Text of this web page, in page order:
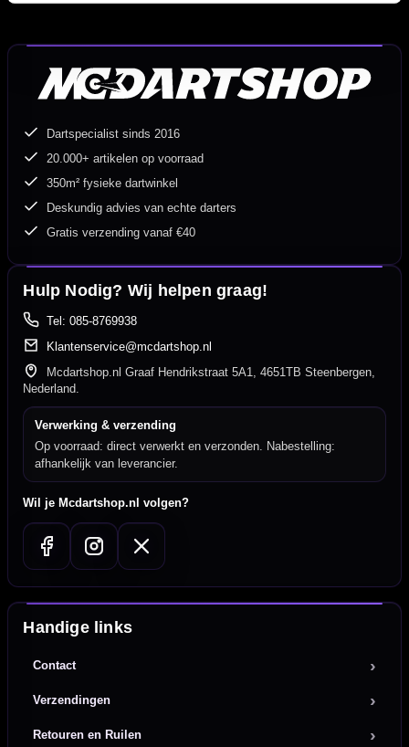
Dartspecialist sinds 2016
20.000+ artikelen op voorraad
350m² fysieke dartwinkel
Deskundig advies van echte darters
Gratis verzending vanaf €40
Hulp Nodig? Wij helpen graag!
Tel: 085-8769938
Klantenservice@mcdartshop.nl
Mcdartshop.nl Graaf Hendrikstraat 5A1, 4651TB Steenbergen,
Nederland.
Verwerking & verzending
Op voorraad: direct verwerkt en verzonden. Nabestelling:
afhankelijk van leverancier.
Wil je Mcdartshop.nl volgen?
Handige links
Contact
Verzendingen
Retouren en Ruilen